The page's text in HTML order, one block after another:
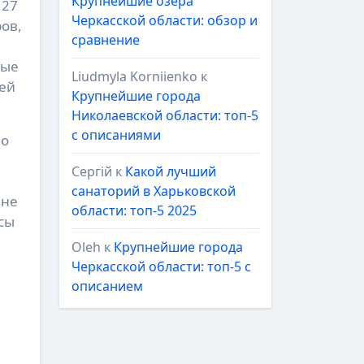
Черкасской области: обзор и
сравнение
Liudmyla Korniienko к
Крупнейшие города
Николаевской области: топ-5
с описаниями
Сергій к Какой лучший
санаторий в Харьковской
области: топ-5 2025
Oleh к Крупнейшие города
Черкасской области: топ-5 с
описанием